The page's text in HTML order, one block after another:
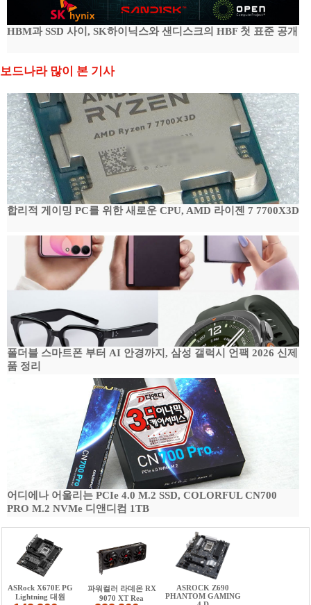
HBM과 SSD 사이, SK하이닉스와 샌디스크의 HBF 첫 표준 공개
보드나라 많이 본 기사
합리적 게이밍 PC를 위한 새로운 CPU, AMD 라이젠 7 7700X3D
폴더블 스마트폰 부터 AI 안경까지, 삼성 갤럭시 언팩 2026 신제
품 정리
어디에나 어울리는 PCIe 4.0 M.2 SSD, COLORFUL CN700
PRO M.2 NVMe 디앤디컴 1TB